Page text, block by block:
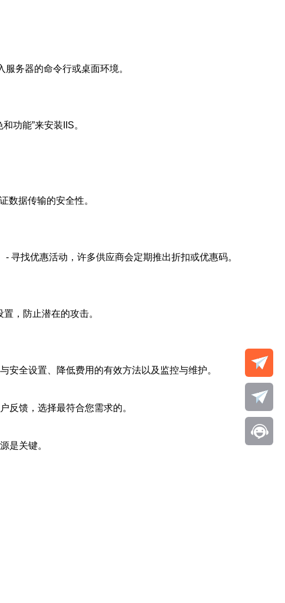
务器的命令行或桌面环境。
功能”来安装IIS。
数据传输的安全性。
寻找优惠活动，许多供应商会定期推出折扣或优惠码。
，防止潜在的攻击。
全设置、降低费用的有效方法以及监控与维护。
反馈，选择最符合您需求的。
是关键。